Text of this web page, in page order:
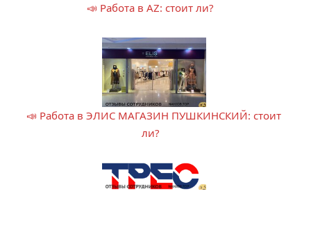
📣 Работа в AZ: стоит ли?
📣 Работа в ЭЛИС МАГАЗИН ПУШКИНСКИЙ: стоит
ли?